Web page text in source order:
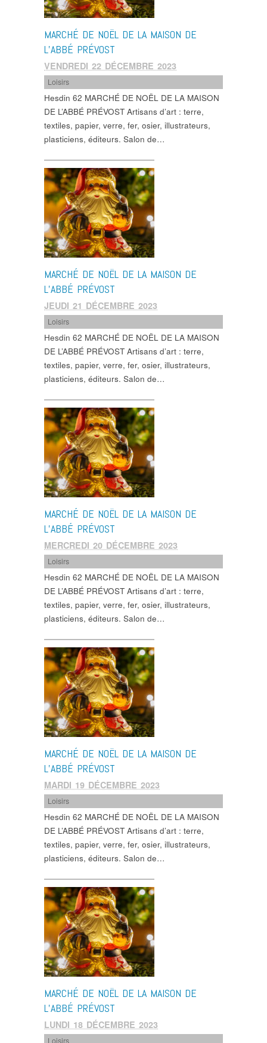
MARCHÉ DE NOËL DE LA MAISON DE
L’ABBÉ PRÉVOST
VENDREDI 22 DÉCEMBRE 2023
Loisirs
Hesdin 62 MARCHÉ DE NOËL DE LA MAISON
DE L’ABBÉ PRÉVOST Artisans d’art : terre,
textiles, papier, verre, fer, osier, illustrateurs,
plasticiens, éditeurs. Salon de…
MARCHÉ DE NOËL DE LA MAISON DE
L’ABBÉ PRÉVOST
JEUDI 21 DÉCEMBRE 2023
Loisirs
Hesdin 62 MARCHÉ DE NOËL DE LA MAISON
DE L’ABBÉ PRÉVOST Artisans d’art : terre,
textiles, papier, verre, fer, osier, illustrateurs,
plasticiens, éditeurs. Salon de…
MARCHÉ DE NOËL DE LA MAISON DE
L’ABBÉ PRÉVOST
MERCREDI 20 DÉCEMBRE 2023
Loisirs
Hesdin 62 MARCHÉ DE NOËL DE LA MAISON
DE L’ABBÉ PRÉVOST Artisans d’art : terre,
textiles, papier, verre, fer, osier, illustrateurs,
plasticiens, éditeurs. Salon de…
MARCHÉ DE NOËL DE LA MAISON DE
L’ABBÉ PRÉVOST
MARDI 19 DÉCEMBRE 2023
Loisirs
Hesdin 62 MARCHÉ DE NOËL DE LA MAISON
DE L’ABBÉ PRÉVOST Artisans d’art : terre,
textiles, papier, verre, fer, osier, illustrateurs,
plasticiens, éditeurs. Salon de…
MARCHÉ DE NOËL DE LA MAISON DE
L’ABBÉ PRÉVOST
LUNDI 18 DÉCEMBRE 2023
Loisirs